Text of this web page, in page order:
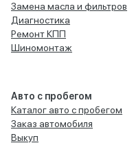
Замена масла и фильтров
Диагностика
Ремонт КПП
Шиномонтаж
Авто с пробегом
Каталог авто с пробегом
Заказ автомобиля
Выкуп